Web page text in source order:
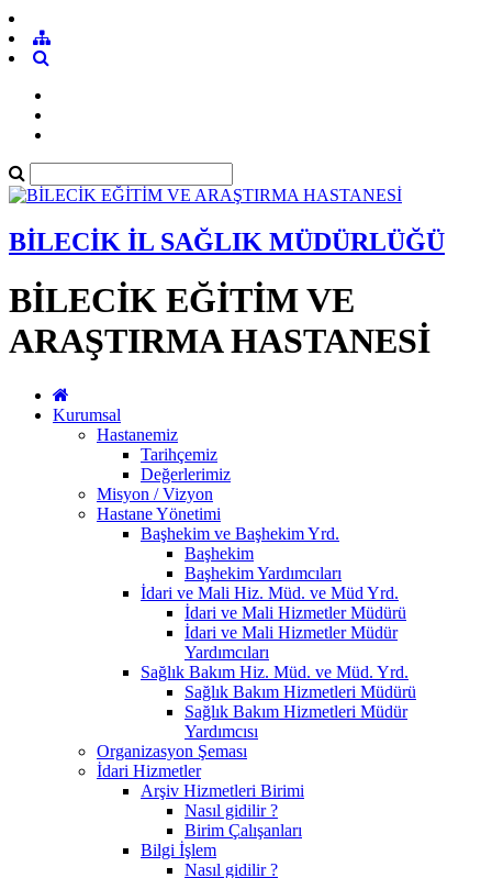
BİLECİK İL SAĞLIK MÜDÜRLÜĞÜ
BİLECİK EĞİTİM VE
ARAŞTIRMA HASTANESİ
Kurumsal
Hastanemiz
Tarihçemiz
Değerlerimiz
Misyon / Vizyon
Hastane Yönetimi
Başhekim ve Başhekim Yrd.
Başhekim
Başhekim Yardımcıları
İdari ve Mali Hiz. Müd. ve Müd Yrd.
İdari ve Mali Hizmetler Müdürü
İdari ve Mali Hizmetler Müdür
Yardımcıları
Sağlık Bakım Hiz. Müd. ve Müd. Yrd.
Sağlık Bakım Hizmetleri Müdürü
Sağlık Bakım Hizmetleri Müdür
Yardımcısı
Organizasyon Şeması
İdari Hizmetler
Arşiv Hizmetleri Birimi
Nasıl gidilir ?
Birim Çalışanları
Bilgi İşlem
Nasıl gidilir ?